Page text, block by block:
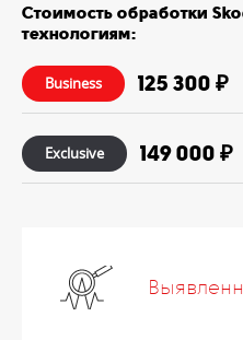
Стоимость обработки
технологиям:
Business 125 300 ₽
Exclusive 149 000 ₽